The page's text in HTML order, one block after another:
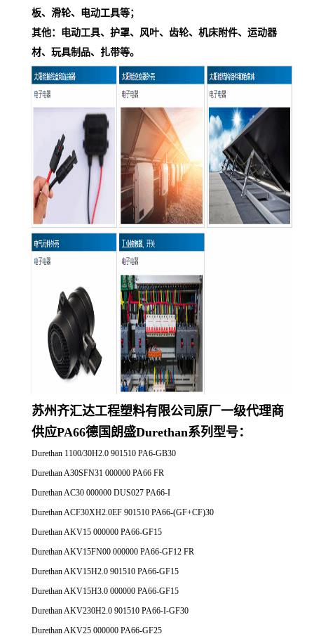
板、滑轮、电动工具等；
其他：电动工具、护罩、风叶、齿轮、机床附件、运动器
材、玩具制品、扎带等。
苏州齐汇达工程塑料有限公司原厂一级代理商
供应PA66德国朗盛Durethan系列型号：
Durethan 1100/30H2.0 901510 PA6-GB30
Durethan A30SFN31 000000 PA66 FR
Durethan AC30 000000 DUS027 PA66-I
Durethan ACF30XH2.0EF 901510 PA66-(GF+CF)30
Durethan AKV15 000000 PA66-GF15
Durethan AKV15FN00 000000 PA66-GF12 FR
Durethan AKV15H2.0 901510 PA66-GF15
Durethan AKV15H3.0 000000 PA66-GF15
Durethan AKV230H2.0 901510 PA66-I-GF30
Durethan AKV25 000000 PA66-GF25